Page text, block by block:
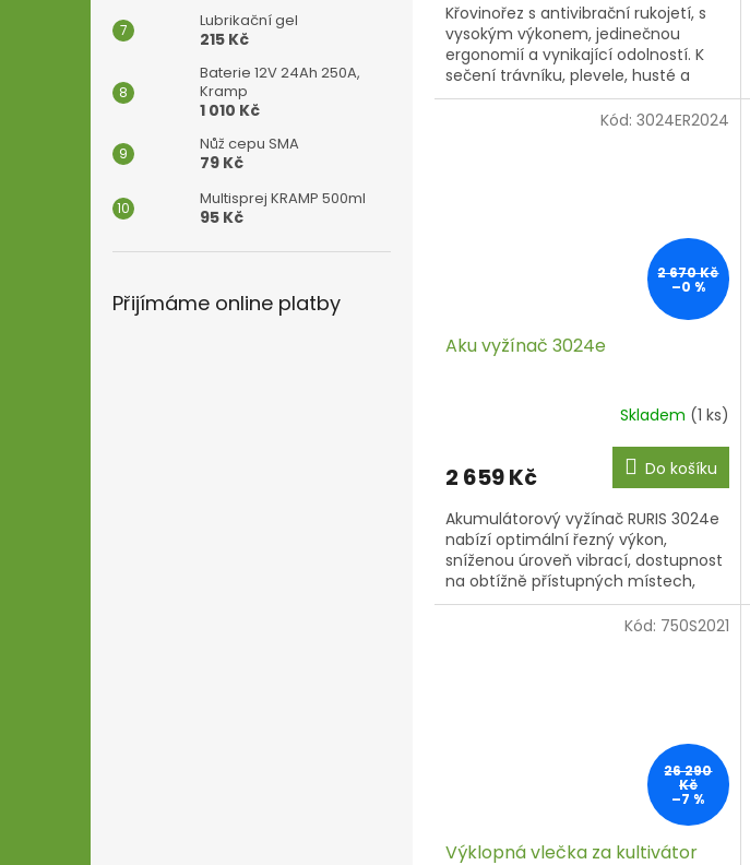
Lubrikační gel
215 Kč
Baterie 12V 24Ah 250A,
Kramp
1 010 Kč
Nůž cepu SMA
79 Kč
Multisprej KRAMP 500ml
95 Kč
Přijímáme online platby
Křovinořez s antivibrační rukojetí, s
vysokým výkonem, jedinečnou
ergonomií a vynikající odolností. K
sečení trávníku, plevele, husté a
odolné trávy, náletových dřevin,
2 670 Kč
–0 %
Aku vyžínač 3024e
Skladem (1 ks)
2 659 Kč Do košíku
Akumulátorový vyžínač RURIS 3024e
nabízí optimální řezný výkon,
sníženou úroveň vibrací, dostupnost
na obtížně přístupných místech,
spolehlivost, odolnost a zvýšený
Kód: 3024ER2024
26 290
Kč
–7 %
Výklopná vlečka za kultivátor
Kód: 750S2021